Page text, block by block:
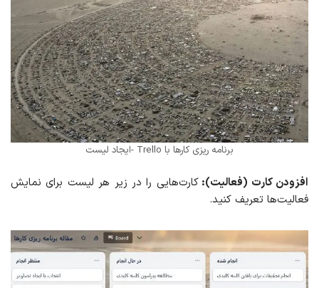
برنامه ریزی کارها با Trello -ایجاد لیست
افزودن کارت (فعالیت):کارت‌هایی را در زیر هر لیست برای نمایش
فعالیت‌ها تعریف کنید.